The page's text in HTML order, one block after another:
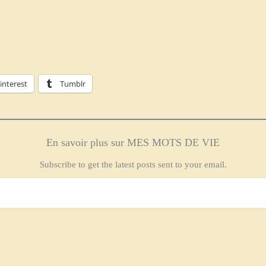
Tumblr
En savoir plus sur MES MOTS DE VIE
Subscribe to get the latest posts sent to your email.